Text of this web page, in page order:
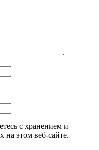
с хранением и
на этом веб-сайте.